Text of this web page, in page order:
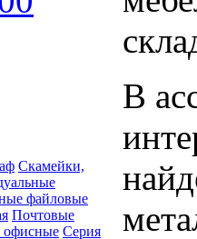
Скамейки,
файловые
Почтовые
Серия
В